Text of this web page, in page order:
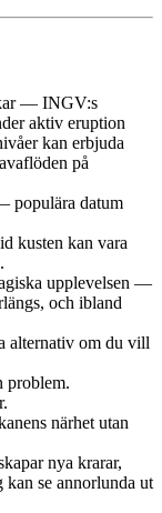
— INGV:s
aktiv eruption
kan erbjuda
på
populära datum
kusten kan vara
upplevelsen —
och ibland
alternativ om du vill
problem.
närhet utan
nya krarar,
kan se annorlunda ut